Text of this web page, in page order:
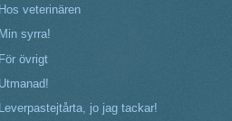
veterinären
syrra!
övrigt
jo jag tackar!